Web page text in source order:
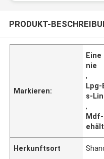
PRODUKT-
Markieren:
Eine
nie
,
s-
,
Mdf-
Herkunftsort